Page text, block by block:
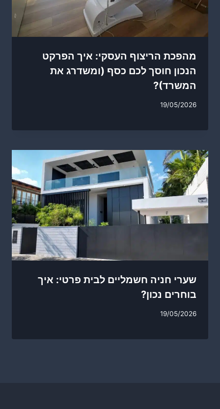
מהפכת הריצוף העסקי: איך הפרקט
הנכון חוסך לכם כסף (ומשדרג את
המשרד)?
19/05/2026
שערי חניה חשמליים לבית פרטי: איך
בוחרים נכון?
19/05/2026